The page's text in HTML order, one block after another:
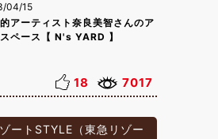
04/15
アーティスト奈良美智さんのア
ペース【 N's YARD 】
18 7017
ートSTYLE（東急リゾー